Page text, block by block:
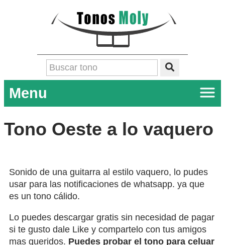
Menu
Tono Oeste a lo vaquero
Sonido de una guitarra al estilo vaquero, lo pudes
usar para las notificaciones de whatsapp. ya que
es un tono cálido.
Lo puedes descargar gratis sin necesidad de pagar
si te gusto dale Like y compartelo con tus amigos
mas queridos. Puedes probar el tono para celuar